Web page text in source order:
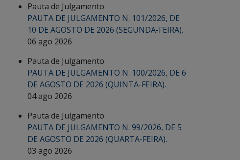
Pauta de Julgamento
PAUTA DE JULGAMENTO N. 101/2026, DE
10 DE AGOSTO DE 2026 (SEGUNDA-FEIRA).
06 ago 2026
Pauta de Julgamento
PAUTA DE JULGAMENTO N. 100/2026, DE 6
DE AGOSTO DE 2026 (QUINTA-FEIRA).
04 ago 2026
Pauta de Julgamento
PAUTA DE JULGAMENTO N. 99/2026, DE 5
DE AGOSTO DE 2026 (QUARTA-FEIRA).
03 ago 2026